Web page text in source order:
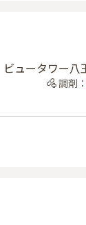
ュータワー八
調剤 ：